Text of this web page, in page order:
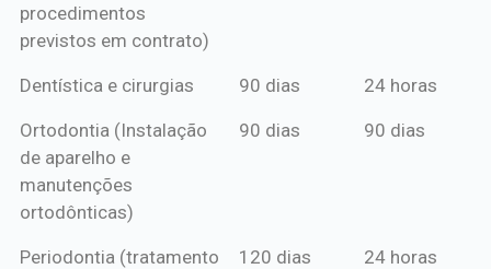
procedimentos
previstos em contrato)
Dentística e cirurgias 90 dias 24 horas
Ortodontia (Instalação
de aparelho e
manutenções
ortodônticas)
90 dias 90 dias
Periodontia (tratamento
120 dias 24 horas